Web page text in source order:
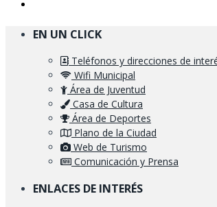
EN UN CLICK
Teléfonos y direcciones de
Wifi Municipal
Área de Juventud
Casa de Cultura
Área de Deportes
Plano de la Ciudad
Web de Turismo
Comunicación y Prensa
ENLACES DE INTERÉS